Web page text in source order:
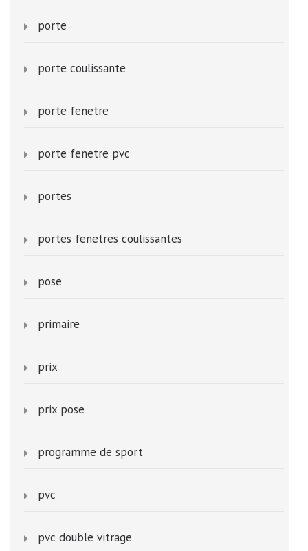
porte
porte coulissante
porte fenetre
porte fenetre pvc
portes
portes fenetres coulissantes
pose
primaire
prix
prix pose
programme de sport
pvc
pvc double vitrage